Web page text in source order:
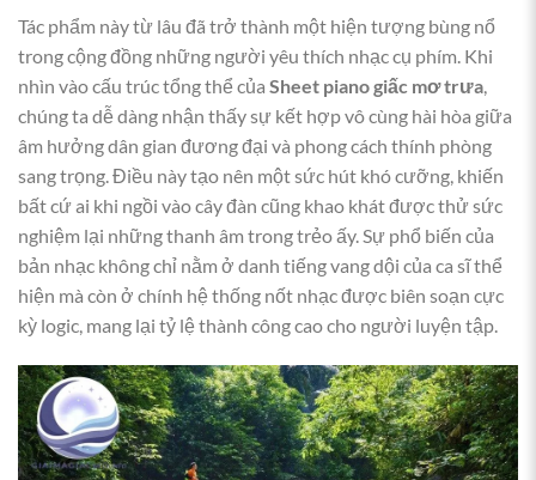
Tác phẩm này từ lâu đã trở thành một hiện tượng bùng nổ
trong cộng đồng những người yêu thích nhạc cụ phím. Khi
nhìn vào cấu trúc tổng thể của Sheet piano giấc mơ trưa,
chúng ta dễ dàng nhận thấy sự kết hợp vô cùng hài hòa giữa
âm hưởng dân gian đương đại và phong cách thính phòng
sang trọng. Điều này tạo nên một sức hút khó cưỡng, khiến
bất cứ ai khi ngồi vào cây đàn cũng khao khát được thử sức
nghiệm lại những thanh âm trong trẻo ấy. Sự phổ biến của
bản nhạc không chỉ nằm ở danh tiếng vang dội của ca sĩ thể
hiện mà còn ở chính hệ thống nốt nhạc được biên soạn cực
kỳ logic, mang lại tỷ lệ thành công cao cho người luyện tập.